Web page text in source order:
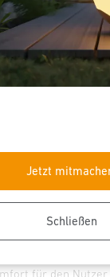
Schließen
Jetzt
für den